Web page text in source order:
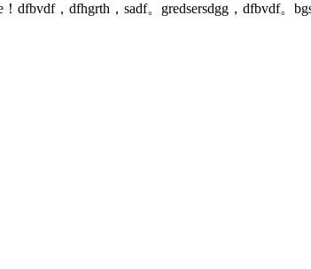
dfbvdf，dfhgrth，sadf。gredsersdgg，dfbvdf。